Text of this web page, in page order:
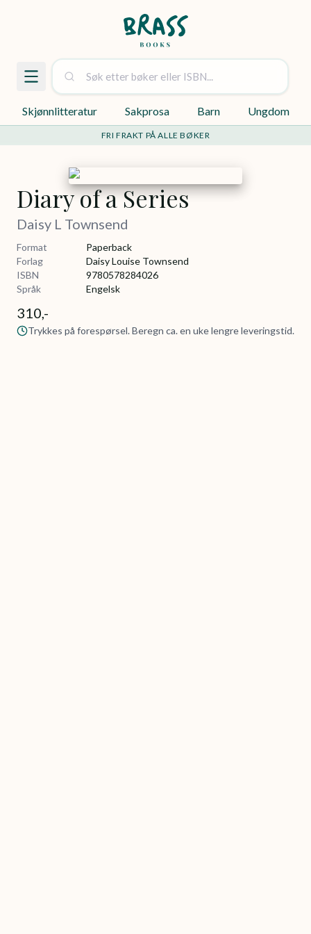
Skjønnlitteratur Sakprosa Barn Ungdom
FRI FRAKT PÅ ALLE BØKER
Diary of a Series
Daisy L Townsend
Format
Paperback
Forlag
Daisy Louise Townsend
ISBN
9780578284026
Språk
Engelsk
310,-
Trykkes på forespørsel. Beregn ca. en uke lengre leveringstid.